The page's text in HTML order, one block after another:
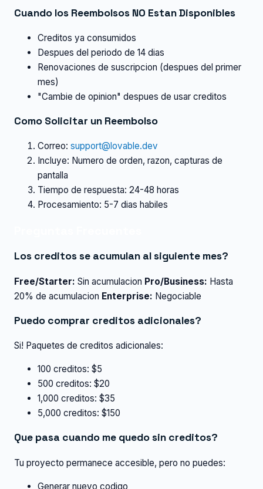
Cuando los Reembolsos NO Estan Disponibles
Creditos ya consumidos
Despues del periodo de 14 dias
Renovaciones de suscripcion (despues del primer
mes)
"Cambie de opinion" despues de usar creditos
Como Solicitar un Reembolso
Correo: support@lovable.dev
Incluye: Numero de orden, razon, capturas de
pantalla
Tiempo de respuesta: 24-48 horas
Procesamiento: 5-7 dias habiles
Los creditos se acumulan al siguiente mes?
Free/Starter: Sin acumulacion Pro/Business: Hasta
20% de acumulacion Enterprise: Negociable
Puedo comprar creditos adicionales?
Si! Paquetes de creditos adicionales:
100 creditos: $5
500 creditos: $20
1,000 creditos: $35
5,000 creditos: $150
Que pasa cuando me quedo sin creditos?
Tu proyecto permanece accesible, pero no puedes:
Generar nuevo codigo